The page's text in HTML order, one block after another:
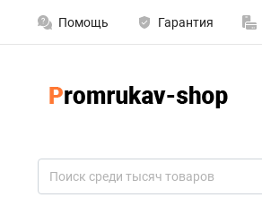
Помощь Гарантия